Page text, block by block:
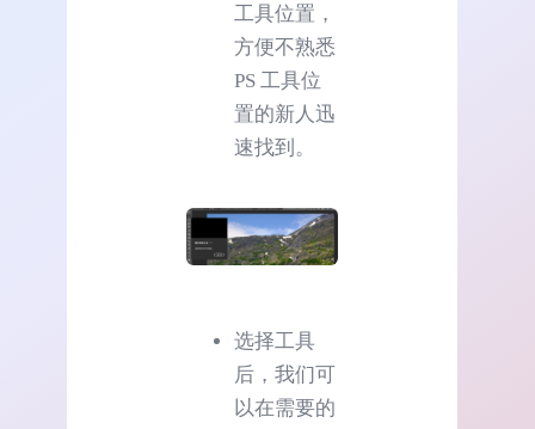
工具位置，
方便不熟悉
PS 工具位
置的新人迅
速找到。
选择工具
后，我们可
以在需要的